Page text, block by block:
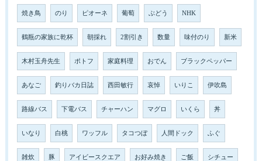
焼き鳥 のり ピオーネ 葡萄 ぶどう NHK
鶴瓶の家族に乾杯 朝採れ 2割引き 数量 味付のり 新米
木村玉舟先生 ポトフ 家庭料理 おでん ブラックペッパー
あなご 釣りバカ日誌 西田敏行 哀悼 いりこ 伊吹島
路線バス 下電バス チャーハン マグロ いくら 丼
いなり 白桃 ワッフル タコつぼ 人間ドック ふぐ
雑炊 豚 アイビースクエア お好み焼き ご飯 シチュー